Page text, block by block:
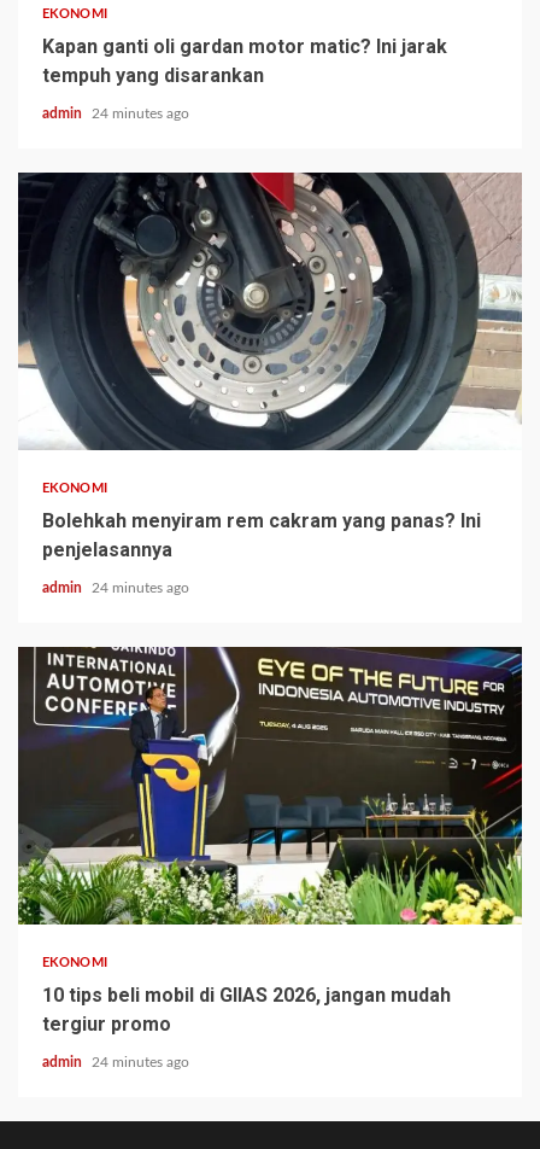
EKONOMI
Kapan ganti oli gardan motor matic? Ini jarak
tempuh yang disarankan
admin 24 minutes ago
EKONOMI
Bolehkah menyiram rem cakram yang panas? Ini
penjelasannya
admin 24 minutes ago
EKONOMI
10 tips beli mobil di GIIAS 2026, jangan mudah
tergiur promo
admin 24 minutes ago